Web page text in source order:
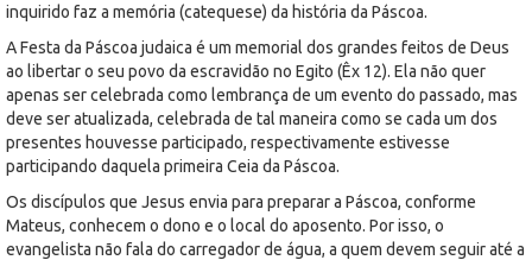
inquirido faz a memória (catequese) da história da Páscoa.
A Festa da Páscoa judaica é um memorial dos grandes feitos de Deus
ao libertar o seu povo da escravidão no Egito (Êx 12). Ela não quer
apenas ser celebrada como lembrança de um evento do passado, mas
deve ser atualizada, celebrada de tal maneira como se cada um dos
presentes houvesse participado, respectivamente estivesse
participando daquela primeira Ceia da Páscoa.
Os discípulos que Jesus envia para preparar a Páscoa, conforme
Mateus, conhecem o dono e o local do aposento. Por isso, o
evangelista não fala do carregador de água, a quem devem seguir até a